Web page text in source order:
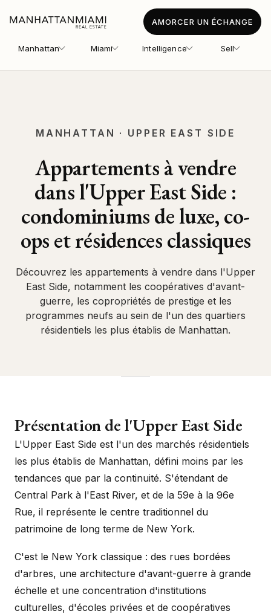
Manhattan Miami Intelligence Sell
AMORCER UN ÉCHANGE
MANHATTAN · UPPER EAST SIDE
Appartements à vendre
dans l'Upper East Side :
condominiums de luxe, co-
ops et résidences classiques
Découvrez les appartements à vendre dans l'Upper
East Side, notamment les coopératives d'avant-
guerre, les copropriétés de prestige et les
programmes neufs au sein de l'un des quartiers
résidentiels les plus établis de Manhattan.
Présentation de l'Upper East Side
L'Upper East Side est l'un des marchés résidentiels
les plus établis de Manhattan, défini moins par les
tendances que par la continuité. S'étendant de
Central Park à l'East River, et de la 59e à la 96e
Rue, il représente le centre traditionnel du
patrimoine de long terme de New York.
C'est le New York classique : des rues bordées
d'arbres, une architecture d'avant-guerre à grande
échelle et une concentration d'institutions
culturelles, d'écoles privées et de coopératives